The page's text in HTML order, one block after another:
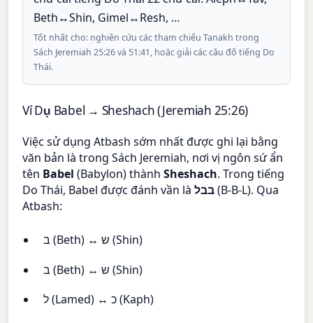
Beth↔Shin, Gimel↔Resh, …
Tốt nhất cho: nghiên cứu các tham chiếu Tanakh trong
Sách Jeremiah 25:26 và 51:41, hoặc giải các câu đố tiếng Do
Thái.
Ví Dụ Babel → Sheshach (Jeremiah 25:26)
Việc sử dụng Atbash sớm nhất được ghi lại bằng
văn bản là trong Sách Jeremiah, nơi vị ngôn sứ ẩn
tên Babel (Babylon) thànhSheshach. Trong tiếng
Do Thái, Babel được đánh vần làבבל(B-B-L). Qua
Atbash:
ב (Beth) ↔ ש (Shin)
ב (Beth) ↔ ש (Shin)
ל (Lamed) ↔ כ (Kaph)